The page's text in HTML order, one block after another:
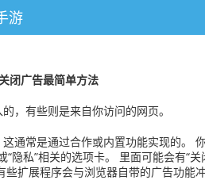
游
闭广告最简单方法
，有些则是来自你访问的网页。
常是通过合作或内置功能实现的。
私”相关的选项卡。 里面可能会有“
扩展程序会与浏览器自带的广告功能冲